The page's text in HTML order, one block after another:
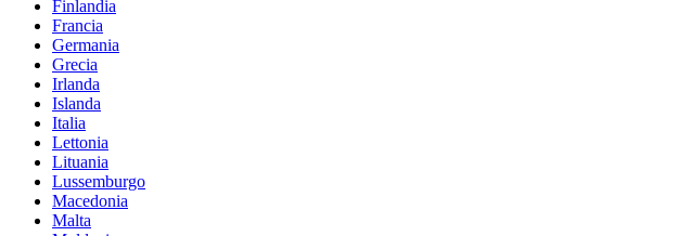
Finlandia
Francia
Germania
Grecia
Irlanda
Islanda
Italia
Lettonia
Lituania
Lussemburgo
Macedonia
Malta